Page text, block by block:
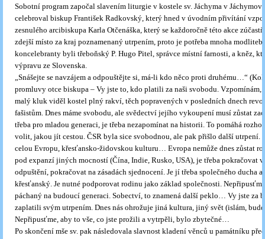
Sobotní program započal slavením liturgie v kostele sv. Jáchyma v
celebroval biskup František Radkovský, který hned v úvodním přivítání
zesnulého arcibiskupa Karla Otčenáška, který se každoročně této akce
zdejší místo za kraj poznamenaný utrpením, proto je potřeba mnoha
koncelebranty byli třeboňský P. Hugo Pitel, správce místní farnosti, a kněz,
výpravu ze Slovenska.
„Snášejte se navzájem a odpouštějte si, má-li kdo něco proti druhému…“
promluvy otce biskupa – Vy jste to, kdo platili za naši svobodu. Vzpomínám,
malý kluk viděl kostel plný rakví, těch popravených v posledních dnech
fašistům. Dnes máme svobodu, ale svědectví jejího vykoupení musí zůstat
třeba pro mladou generaci, je třeba nezapomínat na historii. To pomáhá
volit, jakou jít cestou. ČSR byla sice svobodnou, ale pak přišlo další utrpení.
celou Evropu, křesťansko-židovskou kulturu… Evropa nemůže dnes zůstat
pod expanzí jiných mocností (Čína, Indie, Rusko, USA), je třeba pokračovat
odpuštění, pokračovat na zásadách sjednocení. Je jí třeba společného ducha
křesťanský. Je nutné podporovat rodinu jako základ společnosti.
páchaný na budoucí generaci. Sobectví, to znamená další peklo… Vy jste za
zaplatili svým utrpením. Dnes nás ohrožuje jiná kultura, jiný svět (islám,
Nepřipusťme, aby to vše, co jste prožili a vytrpěli, bylo zbytečné…
Po skončení mše sv. pak následovala slavnost kladení věnců u památníku